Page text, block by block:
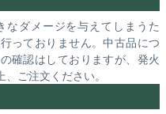
ダメージを与えてしまうた
っておりません。中古品につ
確認はしておりますが、発火
ご注文ください。